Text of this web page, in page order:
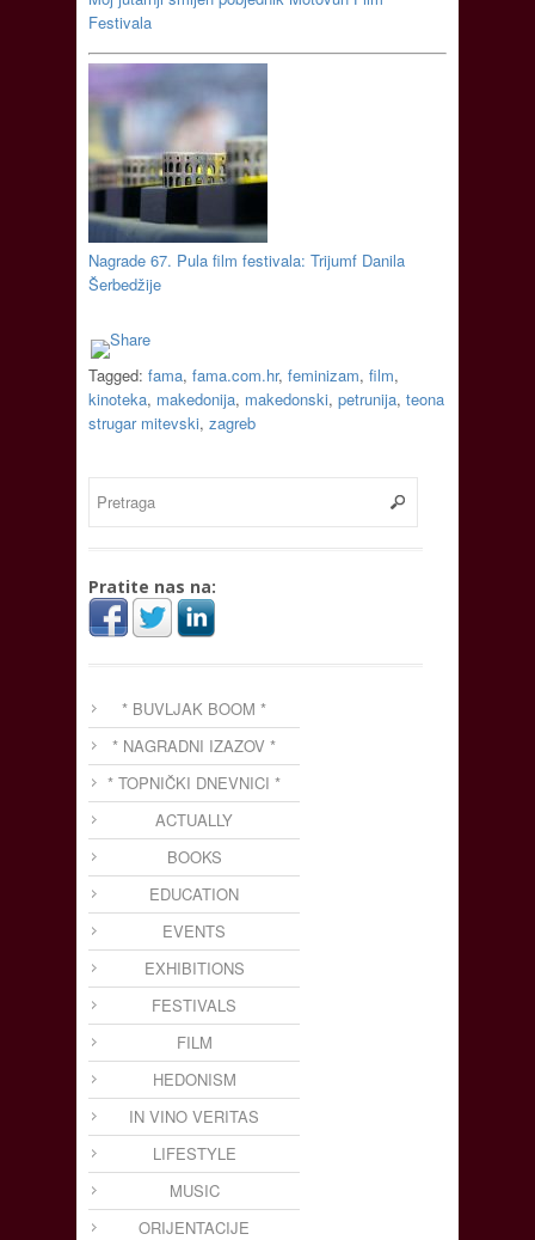
Festivala
Nagrade 67. Pula film festivala: Trijumf Danila
Šerbedžije
Tagged: fama, fama.com.hr, feminizam, film,
kinoteka, makedonija, makedonski, petrunija, teona
strugar mitevski, zagreb
Pratite nas na:
* BUVLJAK BOOM *
* NAGRADNI IZAZOV *
* TOPNIČKI DNEVNICI *
ACTUALLY
BOOKS
EDUCATION
EVENTS
EXHIBITIONS
FESTIVALS
FILM
HEDONISM
IN VINO VERITAS
LIFESTYLE
MUSIC
ORIJENTACIJE